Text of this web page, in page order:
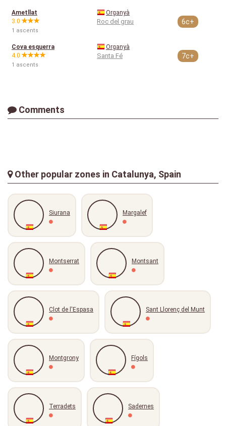
Ametllat
3.0
1 ascents
Organyà
Roc del grau 6c+
Cova esquerra
4.0
1 ascents
Organyà
Santa Fé 7c+
Comments
Other popular zones in Catalunya, Spain
Siurana Margalef
Montserrat Montsant
Clot de l'Espasa Sant Llorenç del Munt
Montgrony Fígols
Terradets Sadernes